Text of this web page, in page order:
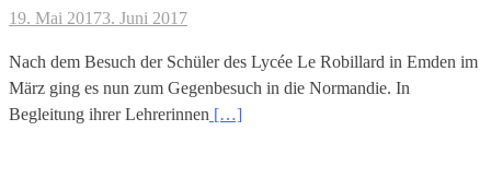
19. Mai 20173. Juni 2017
Nach dem Besuch der Schüler des Lycée Le Robillard in Emden im
März ging es nun zum Gegenbesuch in die Normandie. In
Begleitung ihrer Lehrerinnen […]